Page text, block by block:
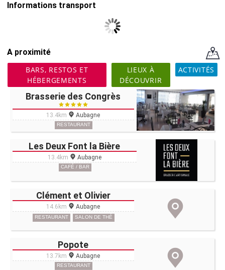
Informations transport
A proximité
BARS, RESTOS ET
HÉBERGEMENTS
LIEUX À
DÉCOUVRIR
ACTIVITÉS
Brasserie des Congrès
13.4km Aubagne
RESTAURANT
Les Deux Font la Bière
13.4km Aubagne
CAFÉ / BAR
Clément et Olivier
14.6km Aubagne
RESTAURANT SALON DE THÉ
Popote
13.7km Aubagne
RESTAURANT